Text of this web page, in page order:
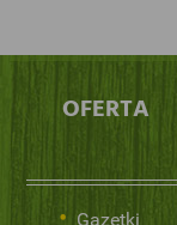
OFERTA
Gazetki